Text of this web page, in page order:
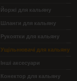
Йоржі для кальяну
Шланги для кальяну
Рукоятки для кальяну
Ущільнювачі для кальяну
Інші аксесуари
Конектор для кальяну